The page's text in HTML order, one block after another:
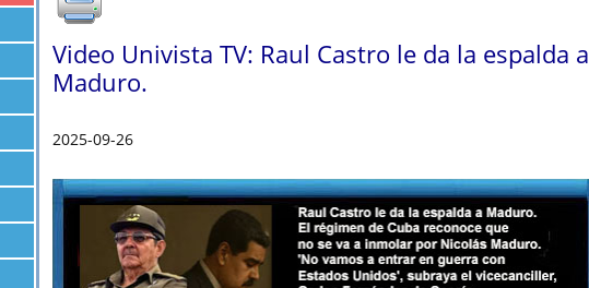
Video Univista TV: Raul Castro le da la espalda a
Maduro.
2025-09-26